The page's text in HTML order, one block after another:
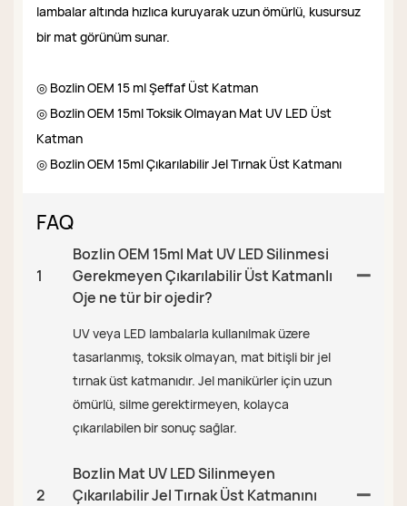
lambalar altında hızlıca kuruyarak uzun ömürlü, kusursuz
bir mat görünüm sunar.
◎ Bozlin OEM 15 ml Şeffaf Üst ​​Katman
◎ Bozlin OEM 15ml Toksik Olmayan Mat UV LED Üst
Katman
◎ Bozlin OEM 15ml Çıkarılabilir Jel Tırnak Üst Katmanı
FAQ
1
Bozlin OEM 15ml Mat UV LED Silinmesi
Gerekmeyen Çıkarılabilir Üst Katmanlı
Oje ne tür bir ojedir?
UV veya LED lambalarla kullanılmak üzere
tasarlanmış, toksik olmayan, mat bitişli bir jel
tırnak üst katmanıdır. Jel manikürler için uzun
ömürlü, silme gerektirmeyen, kolayca
çıkarılabilen bir sonuç sağlar.
2
Bozlin Mat UV LED Silinmeyen
Çıkarılabilir Jel Tırnak Üst Katmanını